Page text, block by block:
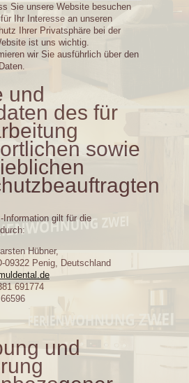
Sie unsere Website besuchen
Ihr Interesse an unseren
Ihrer Privatsphäre bei der
ist uns wichtig.
wir Sie ausführlich über den
und
des für
sowie
Information gilt für die
Hübner,
09322 Penig, Deutschland
691774
und